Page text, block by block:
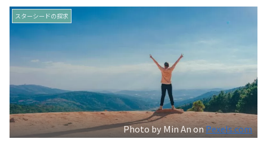
スターシードの探求
Photo by Min An onPexels.com